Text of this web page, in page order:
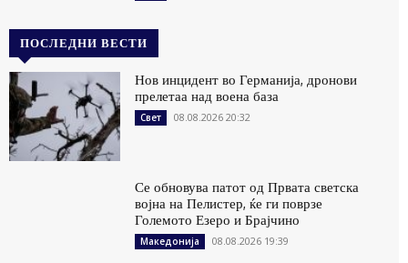
ПОСЛЕДНИ ВЕСТИ
Нов инцидент во Германија, дронови
прелетаа над воена база
Свет 08.08.2026 20:32
Се обновува патот од Првата светска
војна на Пелистер, ќе ги поврзе
Големото Езеро и Брајчино
Македонија 08.08.2026 19:39